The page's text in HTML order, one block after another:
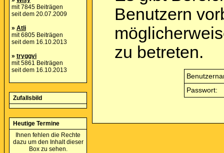
mit 7845 Beiträgen
seit dem 20.07.2009
» Atli
mit 6805 Beiträgen
seit dem 16.10.2013
» tryggvi
mit 5861 Beiträgen
seit dem 16.10.2013
Zufallsbild
Heutige Termine
Ihnen fehlen die Rechte
dazu um den Inhalt dieser
Box zu sehen.
Benutzern
zu betreten.
Passwort: